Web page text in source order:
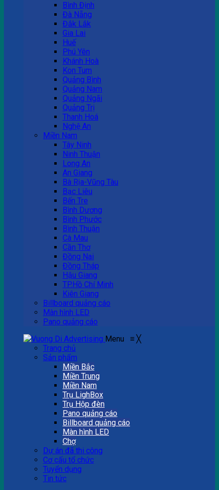
Bình Định
Đà Nẵng
Đắk Lắk
Gia Lai
Huế
Phú Yên
Khánh Hoà
Kon Tum
Quảng Bình
Quảng Nam
Quảng Ngãi
Quảng Trị
Thanh Hoá
Nghệ An
Miền Nam
Tây Ninh
Ninh Thuận
Long An
An Giang
Bà Rịa-Vũng Tàu
Bạc Liêu
Bến Tre
Bình Dương
Bình Phước
Bình Thuận
Cà Mau
Cần Thơ
Đồng Nai
Đồng Tháp
Hậu Giang
TP.Hồ Chí Minh
Kiên Giang
Billboard quảng cáo
Màn hình LED
Pano quảng cáo
Menu ≡ ╳
Trang chủ
Sản phẩm
Miền Bắc
Miền Trung
Miền Nam
Trụ LighBox
Trụ Hộp đèn
Pano quảng cáo
Billboard quảng cáo
Màn hình LED
Chợ
Dự án đã thi công
Cơ cấu tổ chức
Tuyển dụng
Tin tức